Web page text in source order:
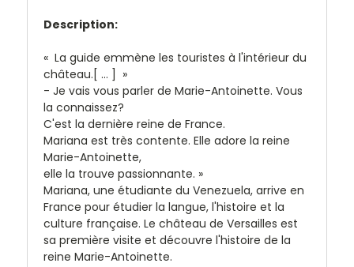
Description:
« La guide emmène les touristes à l'intérieur du
château.[ ... ] »
- Je vais vous parler de Marie-Antoinette. Vous
la connaissez?
C'est la dernière reine de France.
Mariana est très contente. Elle adore la reine
Marie-Antoinette,
elle la trouve passionnante. »
Mariana, une étudiante du Venezuela, arrive en
France pour étudier la langue, l'histoire et la
culture française. Le château de Versailles est
sa première visite et découvre l'histoire de la
reine Marie-Antoinette.